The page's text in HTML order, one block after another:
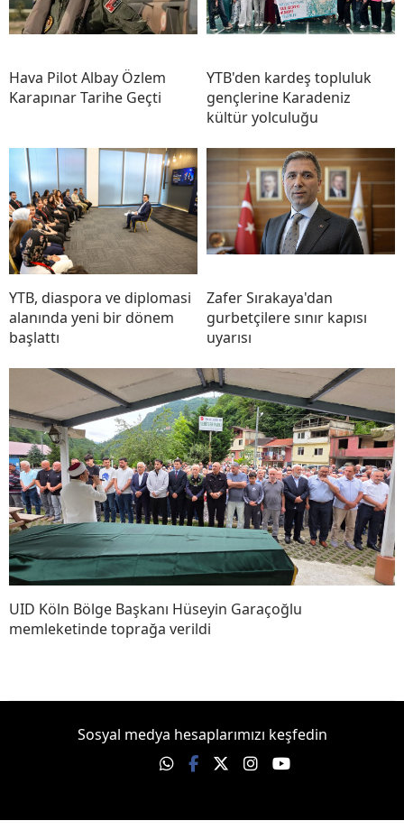
Hava Pilot Albay Özlem
Karapınar Tarihe Geçti
YTB'den kardeş topluluk
gençlerine Karadeniz
kültür yolculuğu
YTB, diaspora ve diplomasi
alanında yeni bir dönem
başlattı
Zafer Sırakaya'dan
gurbetçilere sınır kapısı
uyarısı
UID Köln Bölge Başkanı Hüseyin Garaçoğlu
memleketinde toprağa verildi
Sosyal medya hesaplarımızı keşfedin